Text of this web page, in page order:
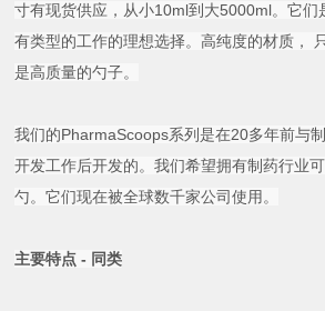
寸有现货供应，从小10ml到大5000ml。它们
有类型的工作的理想选择。高纯度的材质，
是高质量的勺子。
我们的PharmaScoops系列是在20多年前与
开发工作后开发的。我们希望拥有制药行业
勺。它们现在被全球数千家公司使用。
主要特点 - 同类